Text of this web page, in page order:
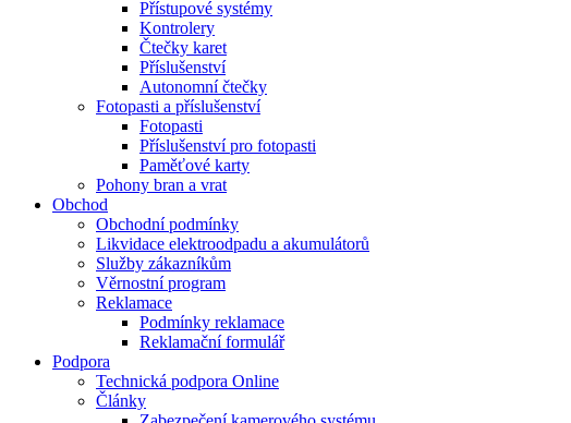
Přístupové systémy
Kontrolery
Čtečky karet
Příslušenství
Autonomní čtečky
Fotopasti a příslušenství
Fotopasti
Příslušenství pro fotopasti
Paměťové karty
Pohony bran a vrat
Obchod
Obchodní podmínky
Likvidace elektroodpadu a akumulátorů
Služby zákazníkům
Věrnostní program
Reklamace
Podmínky reklamace
Reklamační formulář
Podpora
Technická podpora Online
Články